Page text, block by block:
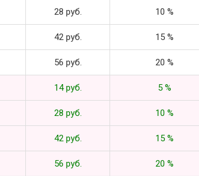
28 руб. 10 %
42 руб. 15 %
56 руб. 20 %
14 руб. 5 %
28 руб. 10 %
42 руб. 15 %
56 руб. 20 %